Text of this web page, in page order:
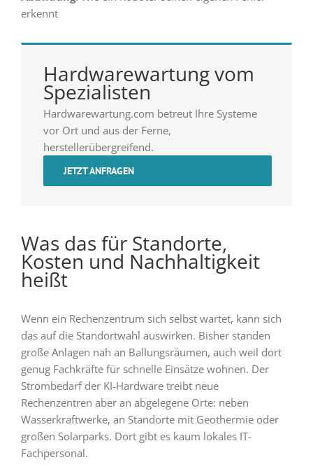
erkennt
Hardwarewartung vom
Spezialisten
Hardwarewartung.com betreut Ihre Systeme
vor Ort und aus der Ferne,
herstellerübergreifend.
JETZT ANFRAGEN
Was das für Standorte,
Kosten und Nachhaltigkeit
heißt
Wenn ein Rechenzentrum sich selbst wartet, kann sich
das auf die Standortwahl auswirken. Bisher standen
große Anlagen nah an Ballungsräumen, auch weil dort
genug Fachkräfte für schnelle Einsätze wohnen. Der
Strombedarf der KI-Hardware treibt neue
Rechenzentren aber an abgelegene Orte: neben
Wasserkraftwerke, an Standorte mit Geothermie oder
großen Solarparks. Dort gibt es kaum lokales IT-
Fachpersonal.